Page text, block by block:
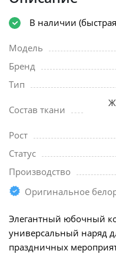
В наличии
Модель
Бренд
Тип
Состав ткани
Рост
Статус
Производство
Оригинальное
Элегантный юбочный
универсальный наряд
праздничных